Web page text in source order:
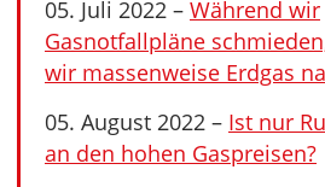
05. Juli 2022 – Während wir
Gasnotfallpläne
wir massenweise Erdgas
05. August 2022 – Ist nur
an den hohen Gaspreisen?